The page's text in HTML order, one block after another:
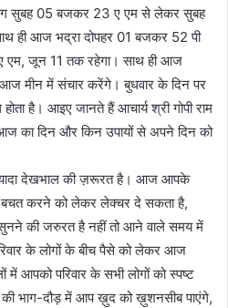
सुबह 05 बजकर 23 ए एम से लेकर सुबह
ही आज भद्रा दोपहर 01 बजकर 52 पी
एम, जून 11 तक रहेगा। साथ ही आज
आज मीन में संचार करेंगे। बुधवार के दिन पर
है। आइए जानते हैं आचार्य श्री गोपी राम
का दिन और किन उपायों से अपने दिन को
देखभाल की ज़रूरत है। आज आपके
बचत करने को लेकर लेक्चर दे सकता है,
की जरुरत है नहीं तो आने वाले समय में
के लोगों के बीच पैसे को लेकर आज
में आपको परिवार के सभी लोगों को स्पष्ट
की भाग-दौड़ में आप ख़ुद को ख़ुशनसीब पाएंगे,